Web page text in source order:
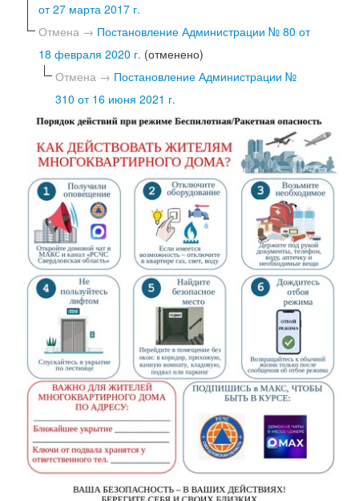
от 27 марта 2017 г.
Отмена → Постановление Администрации № 80 от
18 февраля 2020 г. (отменено)
Отмена → Постановление Администрации №
310 от 16 июня 2021 г.